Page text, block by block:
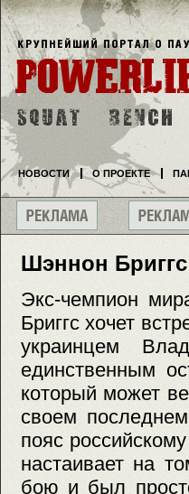
Шэннон
Экс-чемпион
Бриггс хочет
украинцем
единственным
который может
своем
пояс
настаивает на
бою и был
НОВОСТИ О ПРОЕКТЕ